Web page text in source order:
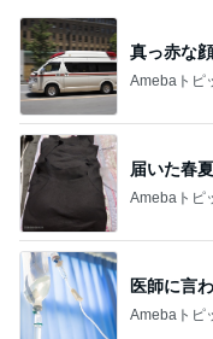
真っ赤な
Amebaトピ
届いた春
Amebaトピ
医師に言
Amebaトピ